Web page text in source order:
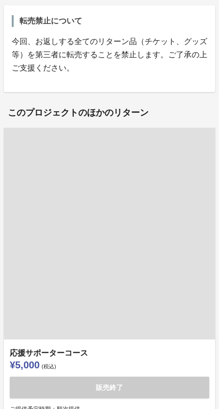
転売禁止について
今回、お返しする全てのリターン品（チケット、グッズ
等）を第三者に転売することを禁止します。ご了承の上
ご支援ください。
このプロジェクトのほかのリターン
応援サポーターコース
¥5,000 (税込)
販売終了